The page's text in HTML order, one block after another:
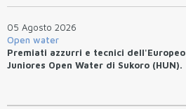
05 Agosto 2026
Open water
Premiati azzurri e tecnici dell'Europeo
Juniores Open Water di Sukoro (HUN).